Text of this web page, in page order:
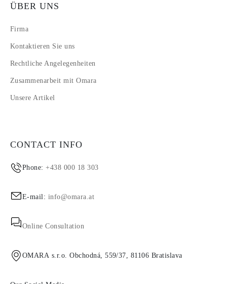
ÜBER UNS
Firma
Kontaktieren Sie uns
Rechtliche Angelegenheiten
Zusammenarbeit mit Omara
Unsere Artikel
CONTACT INFO
Phone:+438 000 18 303
E-mail: info@omara.at
Online Consultation
OMARA s.r.o. Obchodná, 559/37, 81106 Bratislava